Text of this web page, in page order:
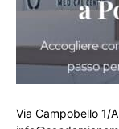
Via Campobello 1/